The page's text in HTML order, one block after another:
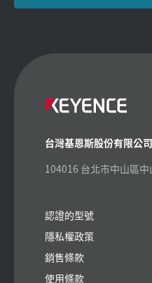
台灣基恩斯股份有限公司
104016 台北市中山區
認證的型號
隱私權政策
銷售條款
使用條款